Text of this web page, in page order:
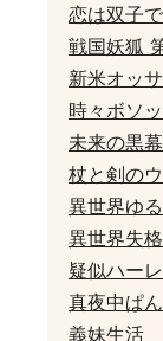
恋は双子
戦国妖狐
新米オッ
時々ボソ
未来の黒
杖と剣の
異世界ゆ
異世界失格
疑似ハー
真夜中ぱ
義妹生活